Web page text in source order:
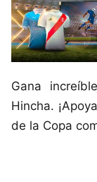
Gana
Hincha.
de la Copa